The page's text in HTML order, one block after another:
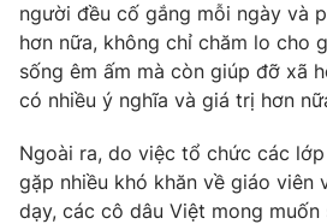
người đều cố gắng mỗi ngày và
hơn nữa, không chỉ chăm lo cho
sống êm ấm mà còn giúp đỡ xã
có nhiều ý nghĩa và giá trị hơn
Ngoài ra, do việc tổ chức các
gặp nhiều khó khăn về giáo viên
dạy, các cô dâu Việt mong muốn